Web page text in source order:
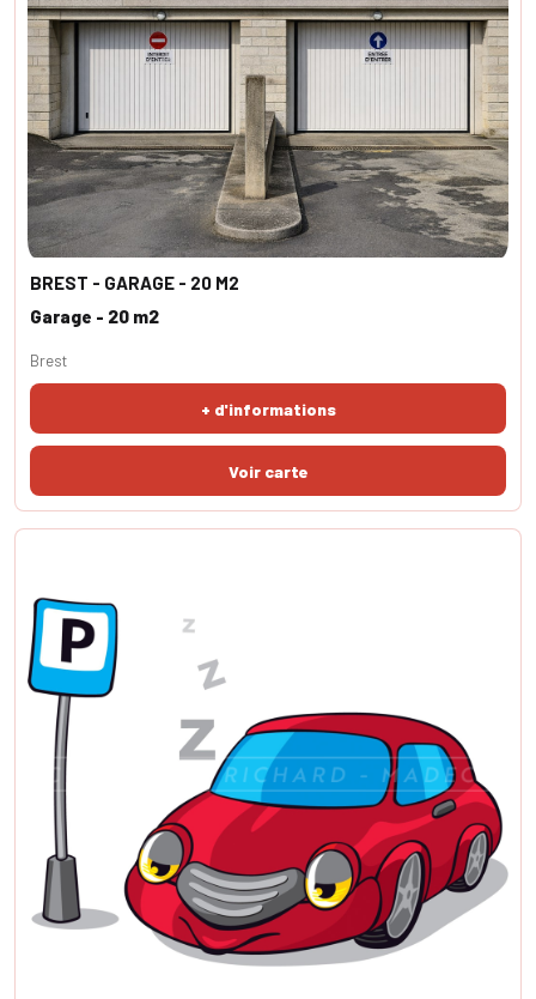
BREST - GARAGE - 20 M2
Garage - 20 m2
+ d'informations
Brest